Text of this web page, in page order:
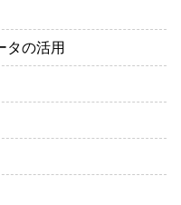
タの活用